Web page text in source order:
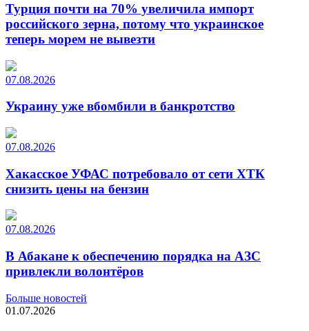
Турция почти на 70% увеличила импорт
российского зерна, потому что украинское
теперь морем не вывезти
07.08.2026
Украину уже вбомбили в банкротство
07.08.2026
Хакасское УФАС потребовало от сети ХТК
снизить цены на бензин
07.08.2026
В Абакане к обеспечению порядка на АЗС
привлекли волонтёров
Больше новостей
01.07.2026